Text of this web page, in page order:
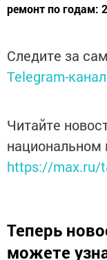
ремонт по годам:
Следите за
Telegram-
Читайте
https://max.ru/
Теперь
можете